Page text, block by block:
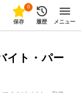
0
保存 履歴 メニュー
イト・パー